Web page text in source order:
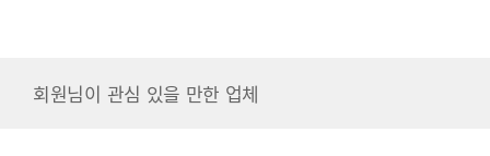
회원님이 관심 있을 만한 업체